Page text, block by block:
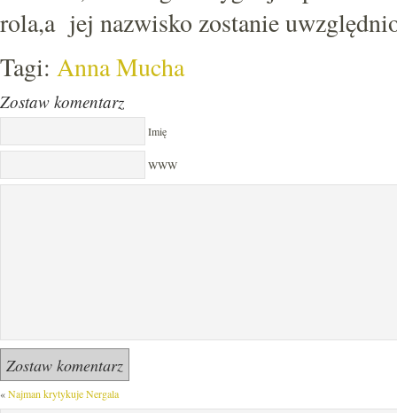
rola,a jej nazwisko zostanie
Tagi: Anna Mucha
Zostaw komentarz
Imię
WWW
«Najman krytykuje Nergala